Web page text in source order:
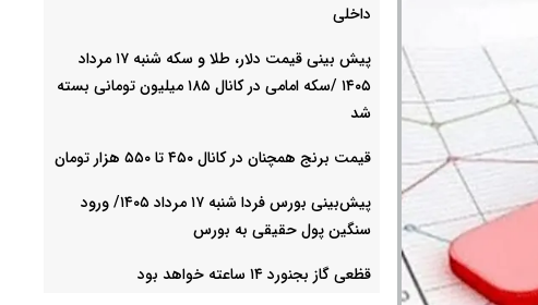
داخلی
پیش ‌بینی قیمت دلار، طلا و سکه شنبه ۱۷ مرداد
۱۴۰۵ /سکه امامی در کانال ۱۸۵ میلیون تومانی بسته
شد
قیمت برنج همچنان در کانال ۴۵۰ تا ۵۵۰ هزار تومان
پیش‌بینی بورس فردا شنبه ۱۷ مرداد ۱۴۰۵/ ورود
سنگین پول حقیقی به بورس
قظعی گاز بجنورد ۱۴ ساعته خواهد بود